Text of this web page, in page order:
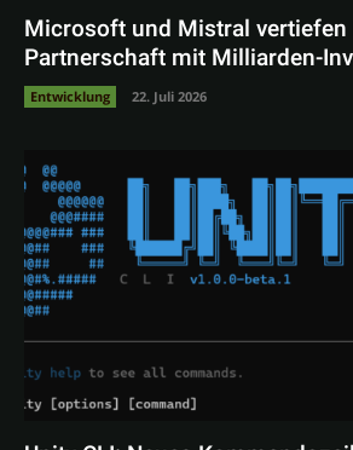
Microsoft und Mistral vertiefen
Partnerschaft mit Milliarden-
Entwicklung 22. Juli 2026